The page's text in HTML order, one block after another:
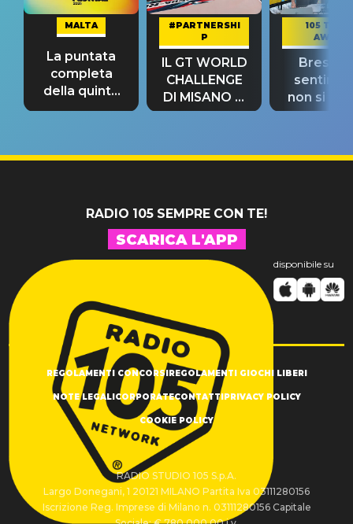
MALTA
La puntata
completa
della quinta
tappa
#PARTNERSHI
P
IL GT WORLD
CHALLENGE
DI MISANO si
riconferma
105 TAKE
AWAY
Bresh:
non si
fino alla
RADIO 105 SEMPRE CON TE!
SCARICA L'APP
disponibile su
REGOLAMENTI CONCORSI REGOLAMENTI GIOCHI LIBERI
NOTE LEGALI CORPORATECONTATTI PRIVACY POLICY
COOKIE POLICY
RADIO STUDIO 105 S.p.A.
Largo Donegani, 1 20121 MILANO Partita Iva 03111280156
Iscrizione Reg. Imprese di Milano n. 03111280156 Capitale